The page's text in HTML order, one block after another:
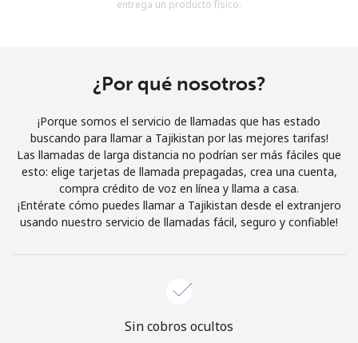
Al abrir una cuenta en este sitio web, estoy de acuerdo con
Únete
¡Hola!
Inicia sesión o REGÍSTRATE →
¿Olvidaste tu contraseña? →
entrega un producto físico.
¿Por qué nosotros?
¡Porque somos el servicio de llamadas que has estado
buscando para llamar a Tajikistan por las mejores tarifas!
Las llamadas de larga distancia no podrían ser más fáciles que
esto: elige tarjetas de llamada prepagadas, crea una cuenta,
compra crédito de voz en línea y llama a casa.
¡Entérate cómo puedes llamar a Tajikistan desde el extranjero
usando nuestro servicio de llamadas fácil, seguro y confiable!
Sin cobros ocultos